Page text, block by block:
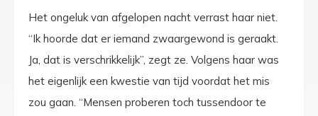
Het ongeluk van afgelopen nacht verrast haar niet.
“Ik hoorde dat er iemand zwaargewond is geraakt.
Ja, dat is verschrikkelijk”, zegt ze. Volgens haar was
het eigenlijk een kwestie van tijd voordat het mis
zou gaan. “Mensen proberen toch tussendoor te